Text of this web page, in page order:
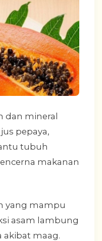
dan mineral
pepaya,
tubuh
makanan
yang mampu
asam lambung
maag.